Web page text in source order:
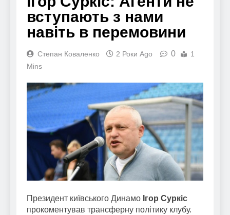
вступають з нами
навіть в перемовини
Степан Коваленко 2 Роки Ago 0
1
Mins
Президент київського Динамо Ігор Суркіс
прокоментував трансферну політику клубу.